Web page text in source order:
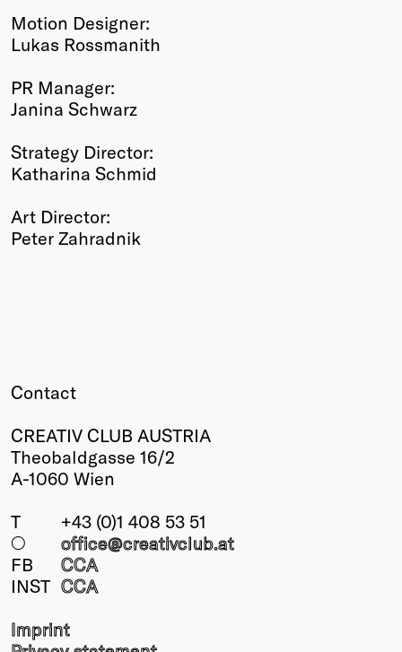
Motion Designer:
Lukas Rossmanith
PR Manager:
Janina Schwarz
Strategy Director:
Katharina Schmid
Art Director:
Peter Zahradnik
Contact
CREATIV CLUB AUSTRIA
Theobaldgasse 16/2
A-1060 Wien
T
+43 (0)1 408 53 51
○
office@creativclub.at
FB
CCA
INST CCA
Imprint